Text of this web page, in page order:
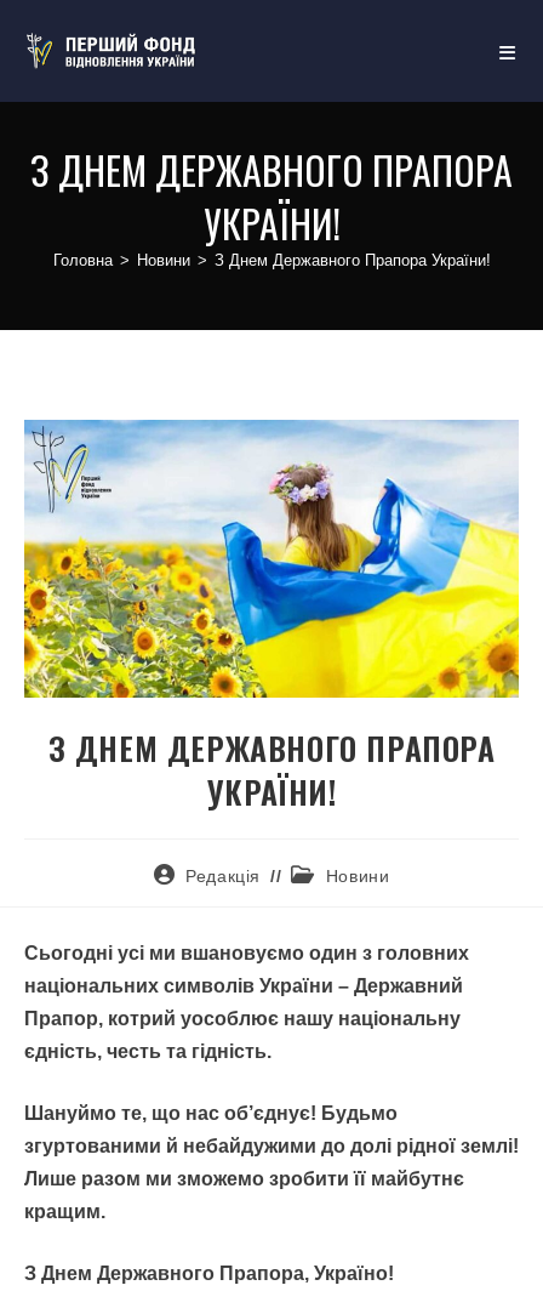
З ДНЕМ ДЕРЖАВНОГО ПРАПОРА
УКРАЇНИ!
Головна > Новини > З Днем Державного Прапора України!
З ДНЕМ ДЕРЖАВНОГО ПРАПОРА
УКРАЇНИ!
Редакція Новини
Сьогодні усі ми вшановуємо один з головних
національних символів України – Державний
Прапор, котрий уособлює нашу національну
єдність, честь та гідність.
Шануймо те, що нас об’єднує! Будьмо
згуртованими й небайдужими до долі рідної землі!
Лише разом ми зможемо зробити її майбутнє
кращим.
З Днем Державного Прапора, Україно!